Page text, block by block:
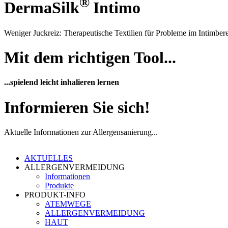
DermaSilk Intimo
Weniger Juckreiz: Therapeutische Textilien für Probleme im
Mit dem richtigen Tool...
...spielend leicht inhalieren lernen
Informieren Sie sich!
Aktuelle Informationen zur Allergensanierung...
AKTUELLES
ALLERGENVERMEIDUNG
Informationen
Produkte
PRODUKT-INFO
ATEMWEGE
ALLERGENVERMEIDUNG
HAUT